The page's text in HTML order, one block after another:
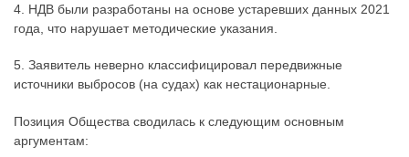
4. НДВ были разработаны на основе устаревших данных 2021
года, что нарушает методические указания.
5. Заявитель неверно классифицировал передвижные
источники выбросов (на судах) как нестационарные.
Позиция Общества сводилась к следующим основным
аргументам: